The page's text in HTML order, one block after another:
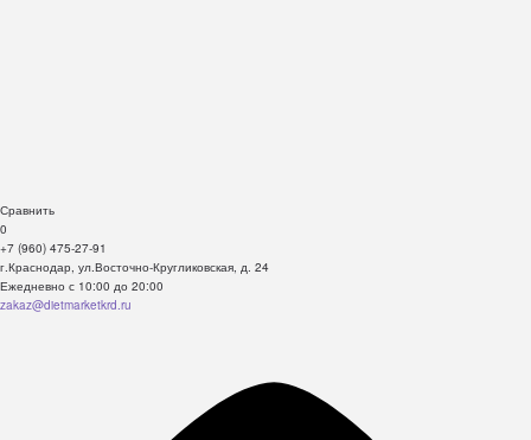
Сравнить
0
+7 (960) 475-27-91
г.Краснодар, ул.Восточно-Кругликовская, д. 24
Ежедневно с 10:00 до 20:00
zakaz@dietmarketkrd.ru